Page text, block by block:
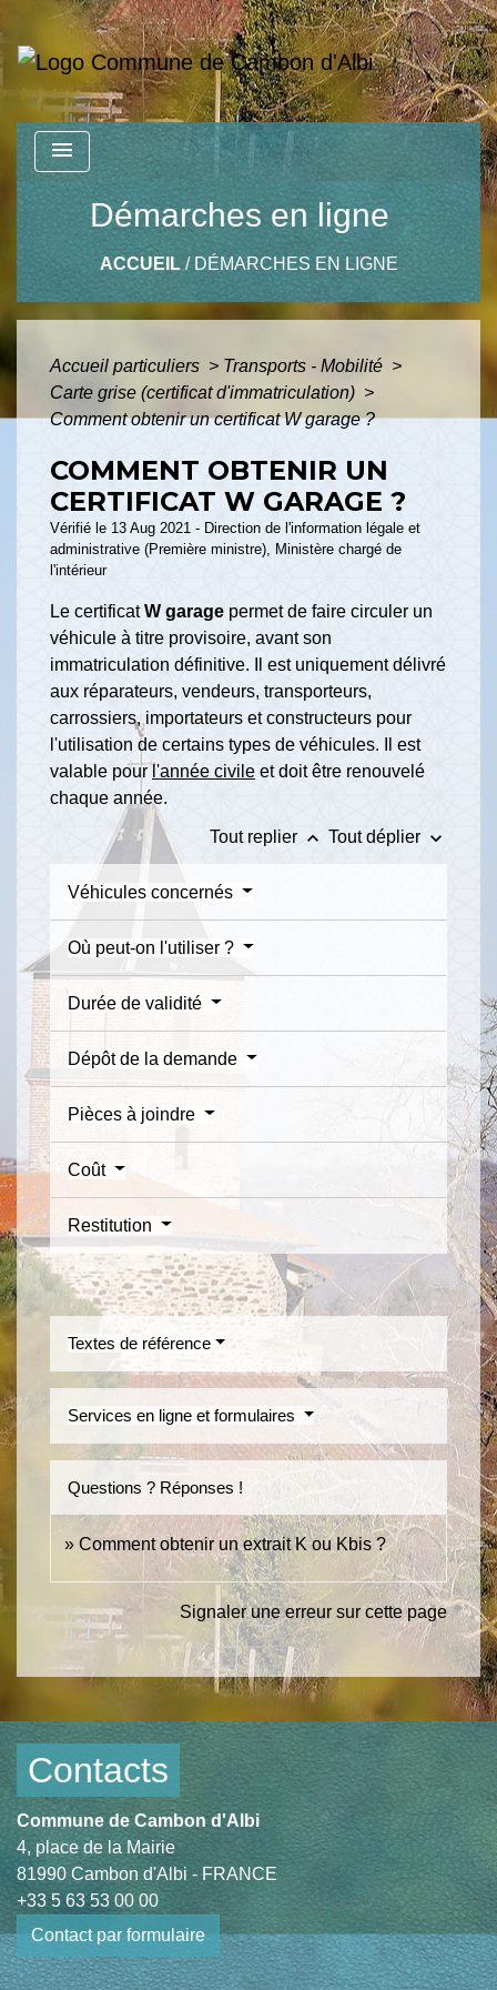
menu
Démarches en ligne
ACCUEIL/ DÉMARCHES EN LIGNE
Accueil particuliers > Transports - Mobilité >
Carte grise (certificat d'immatriculation) >
Comment obtenir un certificat W garage ?
COMMENT OBTENIR UN
CERTIFICAT W GARAGE ?
Vérifié le 13 Aug 2021 - Direction de l'information légale et
administrative (Première ministre), Ministère chargé de
l'intérieur
Le certificatW garage permet de faire circuler un
véhicule à titre provisoire, avant son
immatriculation définitive. Il est uniquement délivré
aux réparateurs, vendeurs, transporteurs,
carrossiers, importateurs et constructeurs pour
l'utilisation de certains types de véhicules. Il est
valable pourl'année civile et doit être renouvelé
chaque année.
Tout replier keyboard_arrow_up Tout déplier keyboard_arrow_down
Véhicules concernés
Où peut-on l'utiliser ?
Durée de validité
Dépôt de la demande
Pièces à joindre
Coût
Restitution
Textes de référence
Services en ligne et formulaires
Questions ? Réponses !
Comment obtenir un extrait K ou Kbis ?
Signaler une erreur sur cette page
Contacts
Commune de Cambon d'Albi
4, place de la Mairie
81990 Cambon d'Albi - FRANCE
+33 5 63 53 00 00
Contact par formulaire